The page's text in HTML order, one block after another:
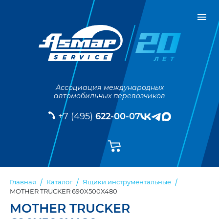
Ассоциация международных
автомобильных перевозчиков
+7 (495) 622-00-07
Главная Каталог
Ящики инструментальные
MOTHER TRUCKER 690X500X480
MOTHER TRUCKER